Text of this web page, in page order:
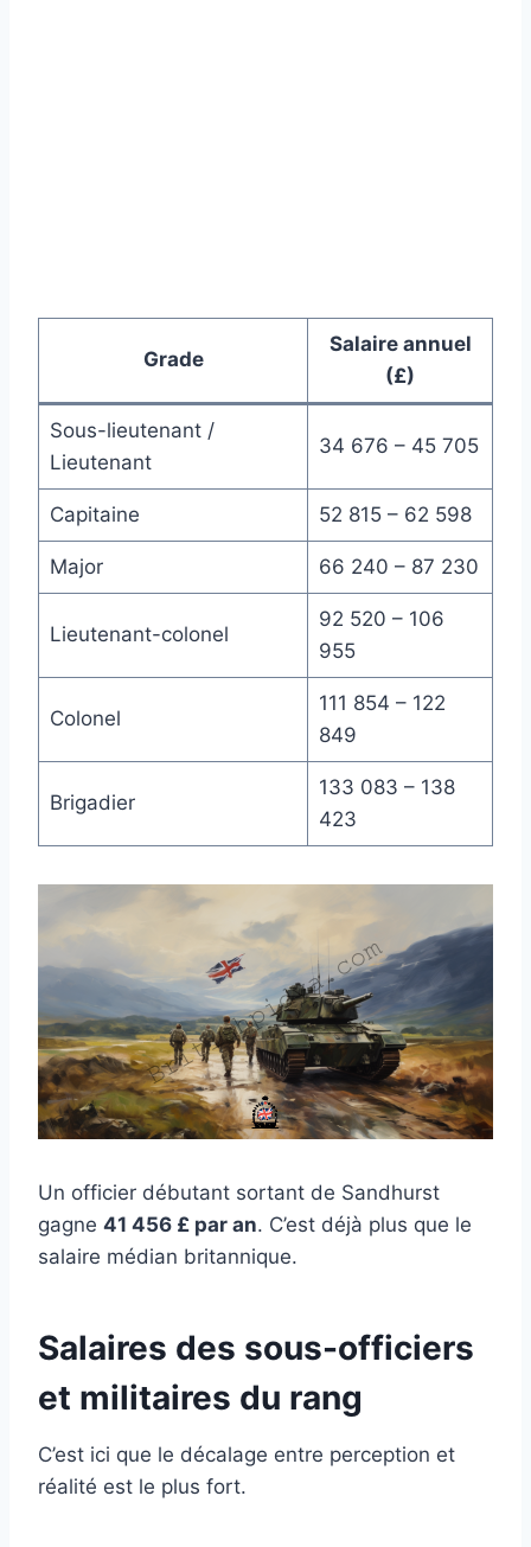
Grade
Salaire annuel
(£)
Sous-lieutenant /
Lieutenant
34 676 – 45 705
Capitaine 52 815 – 62 598
Major 66 240 – 87 230
Lieutenant-colonel
92 520 – 106
955
Colonel
111 854 – 122
849
Brigadier
133 083 – 138
423
Un officier débutant sortant de Sandhurst
gagne 41 456 £ par an. C’est déjà plus que le
salaire médian britannique.
Salaires des sous-officiers
et militaires du rang
C’est ici que le décalage entre perception et
réalité est le plus fort.